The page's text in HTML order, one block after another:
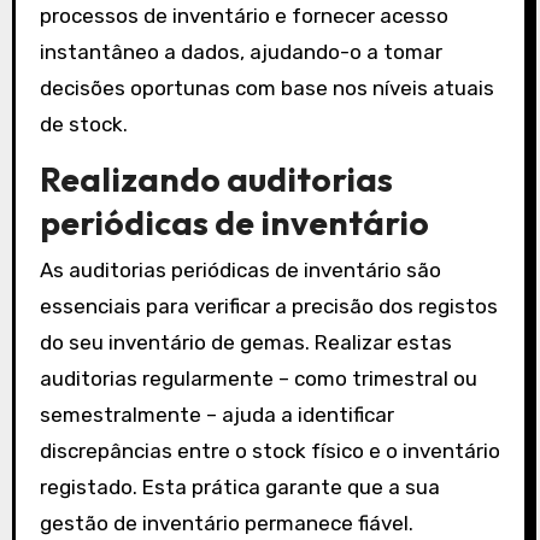
processos de inventário e fornecer acesso
instantâneo a dados, ajudando-o a tomar
decisões oportunas com base nos níveis atuais
de stock.
Realizando auditorias
periódicas de inventário
As auditorias periódicas de inventário são
essenciais para verificar a precisão dos registos
do seu inventário de gemas. Realizar estas
auditorias regularmente – como trimestral ou
semestralmente – ajuda a identificar
discrepâncias entre o stock físico e o inventário
registado. Esta prática garante que a sua
gestão de inventário permanece fiável.